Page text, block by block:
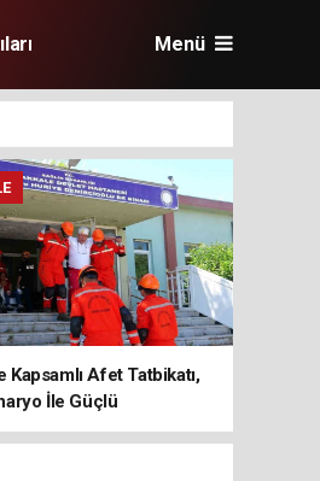
Menü
Kapsamlı Afet Tatbikatı,
İle Güçlü